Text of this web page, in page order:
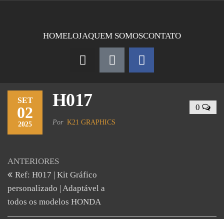
HOMELOJAQUEM SOMOSCONTATO
SET
02
2025
0
H017
Por K21 GRAPHICS
ANTERIORES
Ref: H017 | Kit Gráfico
personalizado | Adaptável a
todos os modelos HONDA